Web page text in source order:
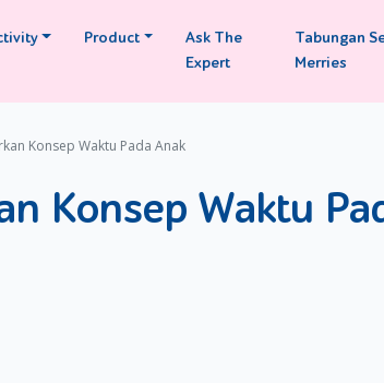
Product
Ask The
Expert
Tabungan
Merries
Konsep Waktu Pada Anak
Konsep Waktu